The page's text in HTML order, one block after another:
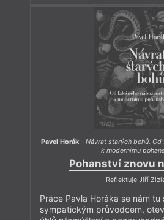
Pavel Horák –Návrat starých bohů.
k modernímu
Pohanství znovu
Reflektuje Jiří
Práce Pavla Horáka se nám
sympatickým průvodcem,